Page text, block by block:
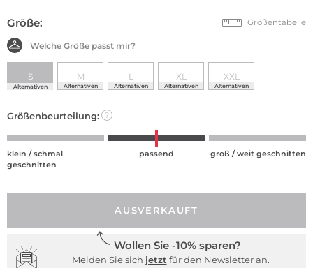
Größe: Größentabelle
Welche Größe passt mir?
S
Alternativen
M
Alternativen
L
Alternativen
XL
Alternativen
XXL
Alternativen
Größenbeurteilung: ?
klein / schmal
geschnitten
passend groß / weit geschnitten
AUSVERKAUFT
Wollen Sie -10% sparen?
Melden Sie sich jetzt für den Newsletter an.